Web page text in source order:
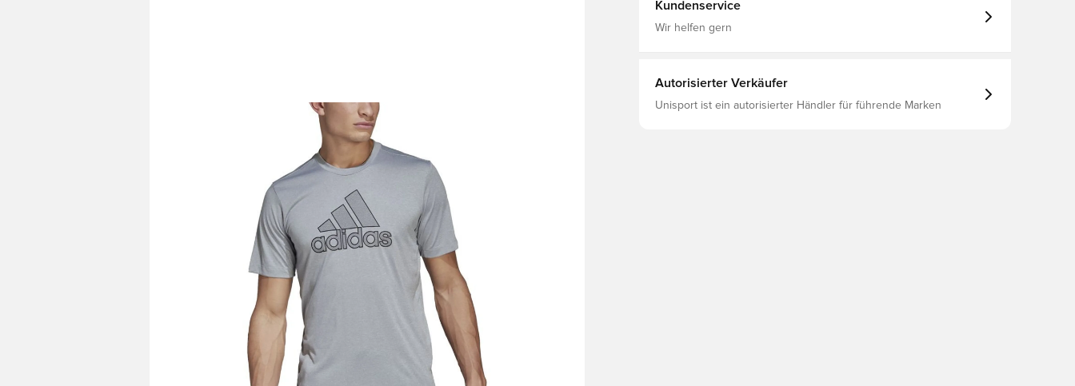
Kundenservice
Wir helfen gern
Autorisierter Verkäufer
Unisport ist ein autorisierter Händler für führende Marken